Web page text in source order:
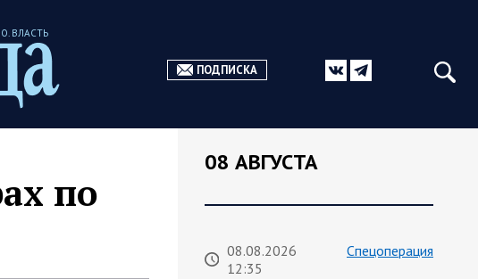
ВЛАСТЬ
ПОДПИСКА
по
08 АВГУСТА
08.08.2026
12:35
Спецоперация